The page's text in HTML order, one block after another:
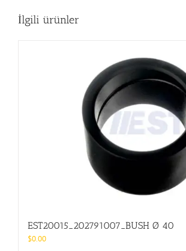
İlgili ürünler
EST20015_202791007_BUSH Ø 40
$0.00